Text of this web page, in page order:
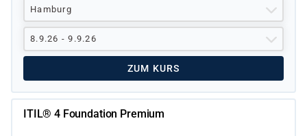
Hamburg
8.9.26 - 9.9.26
ZUM KURS
ITIL® 4 Foundation Premium